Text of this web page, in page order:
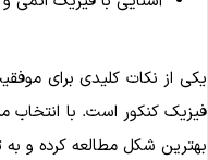
از نکات کلیدی برای
کنکور است. با انتخاب
شکل مطالعه کرده و به